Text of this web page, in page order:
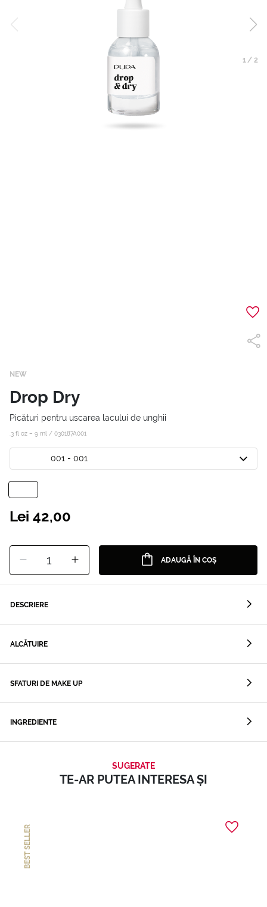
1 / 2
NEW
Drop Dry
Picături pentru uscarea lacului de unghii
.3 fl oz – 9 ml / 030187A001
001 - 001
Lei 42,00
1 ADAUGĂ ÎN COȘ
DESCRIERE
ALCĂTUIRE
SFATURI DE MAKE UP
INGREDIENTE
SUGERATE
TE-AR PUTEA INTERESA ȘI
BEST SELLER